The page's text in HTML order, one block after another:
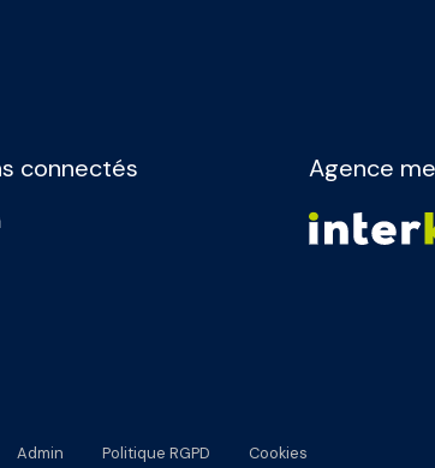
connectés Agence
Admin Politique RGPD Cookies